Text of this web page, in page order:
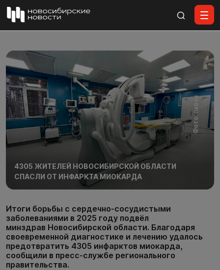
Фото: nso.ru
4305 ЖИТЕЛЕЙ НОВОСИБИРСКОЙ ОБЛАСТИ
СПАСЛИ ОТ ИНФАРКТА МИОКАРДА
Итоги борьбы с сердечно-сосудистыми
заболеваниями в 2025 году подвёл
минздрав Новосибирской области. Благодаря
своевременной диагностике и лечению удалось
предотвратить 4305 инфарктов миокарда,
сообщили в пресс-службе регионального
правительства.